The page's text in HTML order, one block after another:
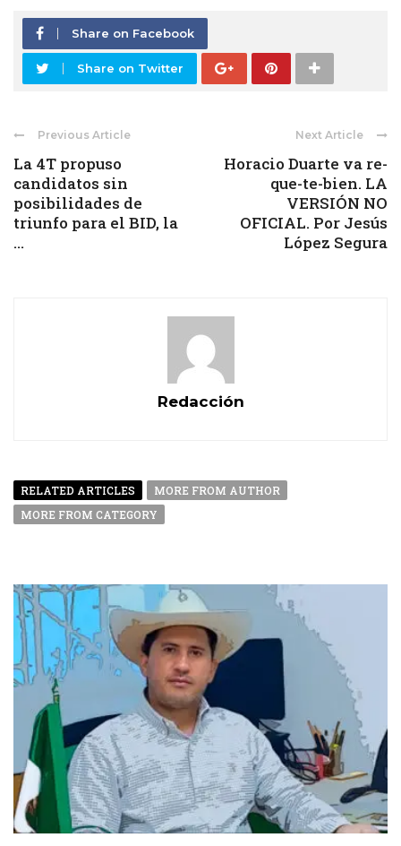
Share on Facebook
Share on Twitter
Previous Article
La 4T propuso
candidatos sin
posibilidades de
triunfo para el BID, la
...
Next Article
Horacio Duarte va re-
que-te-bien. LA
VERSIÓN NO
OFICIAL. Por Jesús
López Segura
Redacción
RELATED ARTICLES
MORE FROM AUTHOR
MORE FROM CATEGORY